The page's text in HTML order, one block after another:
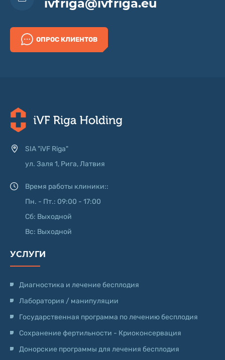
ivfriga@ivfriga.eu
ОПРОС КЛИЕНТОВ
SIA "iVF Riga"
ул. Заля 1, Рига, Латвия
Время работы клиники::
Пн. - Пт.: 09:00 - 17:00
Сб: Выходной
Вс: Выходной
УСЛУГИ
Диагностика и лечение бесплодия
Лаборатория / манипуляции
Государственная программа по лечению бесплодия
Сохранение фертильности - Криоконсервация
Донорские программы для лечения бесплодия